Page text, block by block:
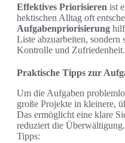
Effektives Priorisieren ist
hektischen Alltag oft
Aufgabenpriorisierung
Liste abzuarbeiten,
Kontrolle und Zufriedenheit.
Praktische Tipps zur
Um die Aufgaben
große Projekte in kleinere,
Das ermöglicht eine klare
reduziert die
Tipps: